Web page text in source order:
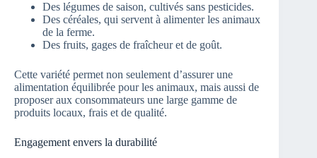
Des légumes de saison, cultivés sans pesticides.
Des céréales, qui servent à alimenter les animaux
de la ferme.
Des fruits, gages de fraîcheur et de goût.
Cette variété permet non seulement d’assurer une
alimentation équilibrée pour les animaux, mais aussi de
proposer aux consommateurs une large gamme de
produits locaux, frais et de qualité.
Engagement envers la durabilité